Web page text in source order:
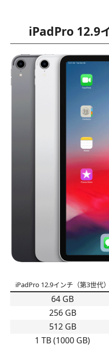
iPadPro 12.9
iPadPro 12.9インチ（第3世代）
64 GB
256 GB
512 GB
1 TB (1000 GB)